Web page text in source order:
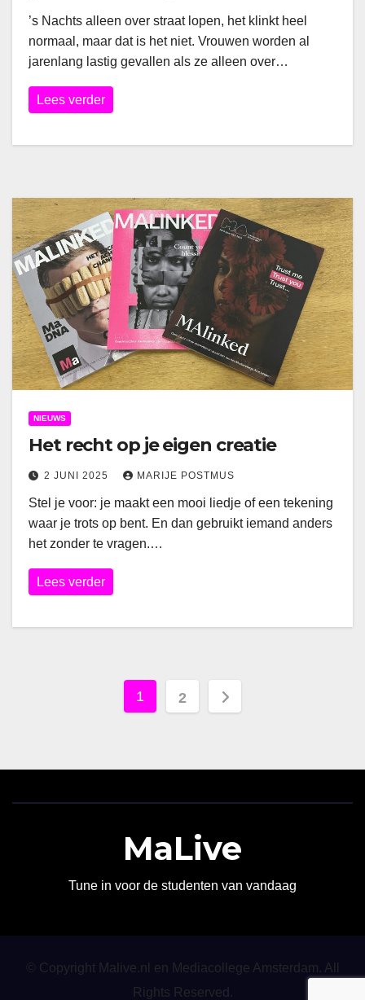
’s Nachts alleen over straat lopen, het klinkt heel
normaal, maar dat is het niet. Vrouwen worden al
jarenlang lastig gevallen als ze alleen over…
Lees verder
NIEUWS
Het recht op je eigen creatie
2 JUNI 2025 MARIJE POSTMUS
Stel je voor: je maakt een mooi liedje of een tekening
waar je trots op bent. En dan gebruikt iemand anders
het zonder te vragen.…
Lees verder
Berichten
1 2
MaLive
Tune in voor de studenten van vandaag
© Copyright Malive.nl en Mediacollege Amsterdam. All
Rights Reserved.